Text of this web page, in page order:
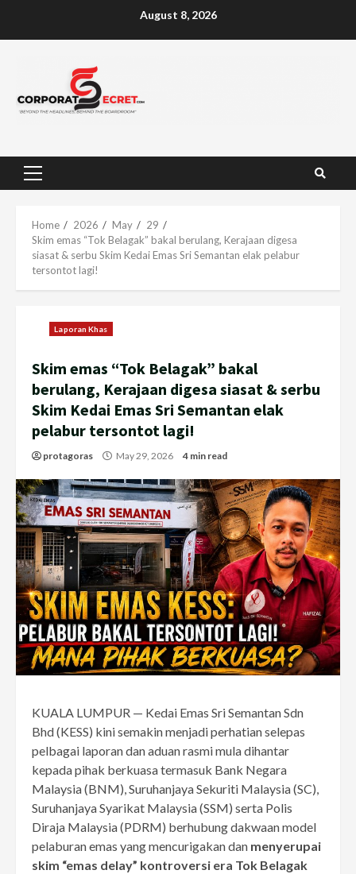
August 8, 2026
Primary
Home 2026 May
29
Skim emas “Tok Belagak” bakal berulang, Kerajaan digesa
siasat & serbu Skim Kedai Emas Sri Semantan elak pelabur
tersontot lagi!
Laporan Khas
Skim emas “Tok Belagak” bakal
berulang, Kerajaan digesa siasat & serbu
Skim Kedai Emas Sri Semantan elak
pelabur tersontot lagi!
protagoras May 29, 2026 4 min read
KUALA LUMPUR — Kedai Emas Sri Semantan Sdn
Bhd (KESS) kini semakin menjadi perhatian selepas
pelbagai laporan dan aduan rasmi mula dihantar
kepada pihak berkuasa termasuk Bank Negara
Malaysia (BNM), Suruhanjaya Sekuriti Malaysia (SC),
Suruhanjaya Syarikat Malaysia (SSM) serta Polis
Diraja Malaysia (PDRM) berhubung dakwaan model
pelaburan emas yang mencurigakan dan menyerupai
skim “emas delay” kontroversi era Tok Belagak